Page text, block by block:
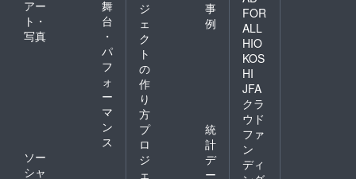
アー
ト・
写真
舞
台
・
パ
フ
ォ
ー
マ
ン
ス
ソー
シャ
ジ
ェ
ク
ト
の
作
り
方
事
例
プ
ロ
ジ
ェ
統
計
デ
ー
FOR
ALL
HIO
KOS
HI
JFA
クラ
ウド
ファ
ン
ディ